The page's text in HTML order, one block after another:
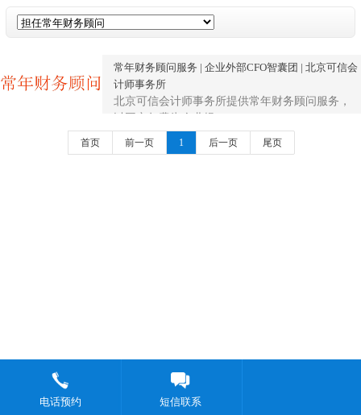
常年财务顾问服务 | 企业外部CFO智囊团 | 北京可信会
计师事务所
北京可信会计师事务所提供常年财务顾问服务，
首页 前一页 1 后一页 尾页
电话预约 短信联系